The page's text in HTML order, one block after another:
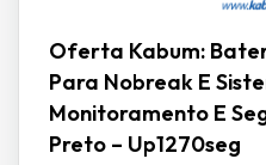
Oferta Kabum:
Para Nobreak E
Monitoramento E
Preto – Up1270seg